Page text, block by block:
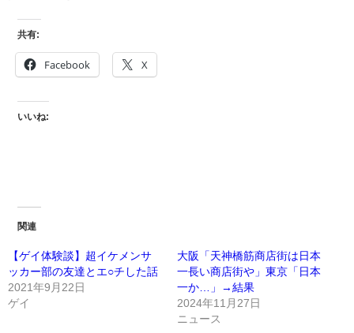
共有:
Facebook X
いいね:
関連
【ゲイ体験談】超イケメンサ
ッカー部の友達とエ○チした話
2021年9月22日
ゲイ
大阪「天神橋筋商店街は日本
一長い商店街や」東京「日本
一か…」→結果
2024年11月27日
ニュース